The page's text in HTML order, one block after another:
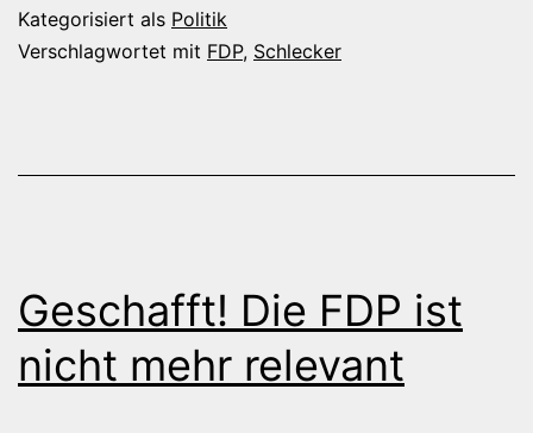
die
Kategorisiert als Politik
Verschlagwortet mit FDP, Schlecker
Geschafft! Die FDP ist
nicht mehr relevant